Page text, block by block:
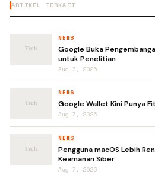
ARTIKEL TERKAIT
NEWS
Google Buka
untuk Penelitian
Aug 7, 2026
NEWS
Google Wallet Kini Punya
Aug 7, 2026
NEWS
Pengguna macOS Lebih
Keamanan Siber
Aug 7, 2026